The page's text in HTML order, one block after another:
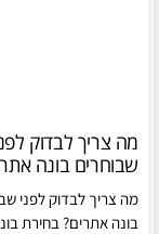
מה צריך לבדוק
שבוחרים בונה
מה צריך לבדוק לפני
בונה אתרים? בחירת